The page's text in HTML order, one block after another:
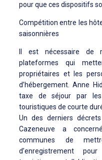
pour que ces dispositifs
Compétition entre les
saisonnières
Il est nécessaire de
plateformes qui
propriétaires et les
d’hébergement. Anne
taxe de séjour par
touristiques de courte
Un des derniers
Cazeneuve a
communes de
d’enregistrement